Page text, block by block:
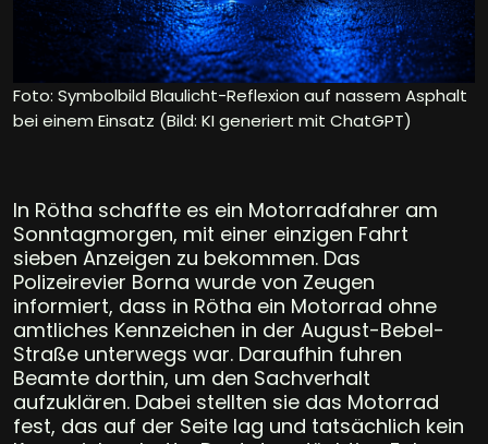
Foto: Symbolbild Blaulicht-Reflexion auf nassem Asphalt
bei einem Einsatz (Bild: KI generiert mit ChatGPT)
In Rötha schaffte es ein Motorradfahrer am
Sonntagmorgen, mit einer einzigen Fahrt
sieben Anzeigen zu bekommen. Das
Polizeirevier Borna wurde von Zeugen
informiert, dass in Rötha ein Motorrad ohne
amtliches Kennzeichen in der August-Bebel-
Straße unterwegs war. Daraufhin fuhren
Beamte dorthin, um den Sachverhalt
aufzuklären. Dabei stellten sie das Motorrad
fest, das auf der Seite lag und tatsächlich kein